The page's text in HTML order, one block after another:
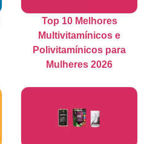
Top 10 Melhores
Multivitamínicos e
Polivitamínicos para
Mulheres 2026